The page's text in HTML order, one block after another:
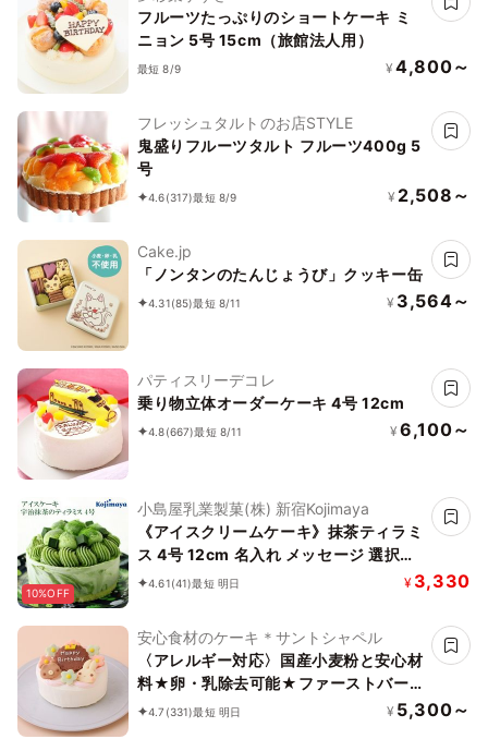
フルーツたっぷりのショートケーキ ミ
ニョン 5号 15cm（旅館法人用）
最短 8/9 ¥ 4,800～
フレッシュタルトのお店STYLE
鬼盛りフルーツタルト フルーツ400g 5
号
4.6(317)最短 8/9 ¥ 2,508～
Cake.jp
「ノンタンのたんじょうび」クッキー缶
4.31(85)最短 8/11 ¥ 3,564～
パティスリーデコレ
乗り物立体オーダーケーキ 4号 12cm
4.8(667)最短 8/11 ¥ 6,100～
10%OFF
小島屋乳業製菓(株) 新宿Kojimaya
《アイスクリームケーキ》抹茶ティラミ
ス 4号 12cm 名入れ メッセージ 選択可
チョコプレート お中元 2026 アイス
4.61(41)最短 明日 ¥ 3,330
安心食材のケーキ＊サントシャペル
〈アレルギー対応〉国産小麦粉と安心材
料★卵・乳除去可能★ファーストバー
スデーケーキ 4号 12cm王冠の数字は選
4.7 (331)最短 明日 ¥ 5,300～